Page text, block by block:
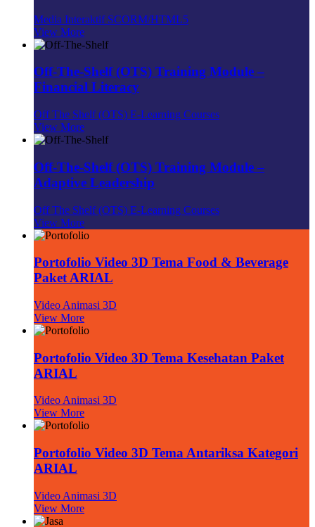
Media Interaktif SCORM/HTML5
View More
Off-The-Shelf (OTS) Training Module –
Financial Literacy
Off The Shelf (OTS) E-Learning Courses
View More
Off-The-Shelf (OTS) Training Module –
Adaptive Leadership
Off The Shelf (OTS) E-Learning Courses
View More
Portofolio Video 3D Tema Food & Beverage
Paket ARIAL
Video Animasi 3D
View More
Portofolio Video 3D Tema Kesehatan Paket
ARIAL
Video Animasi 3D
View More
Portofolio Video 3D Tema Antariksa Kategori
ARIAL
Video Animasi 3D
View More